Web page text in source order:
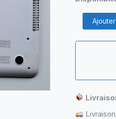
quantité
de